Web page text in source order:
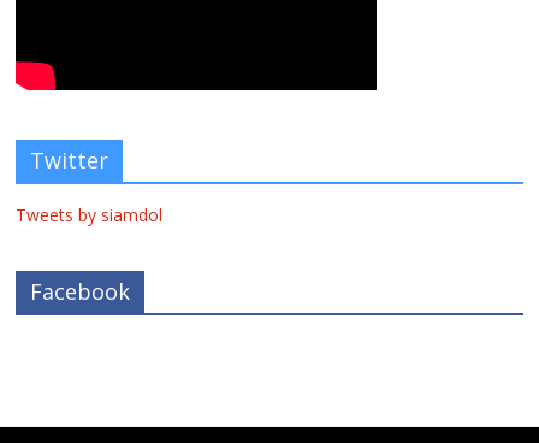
Twitter
Tweets by siamdol
Facebook